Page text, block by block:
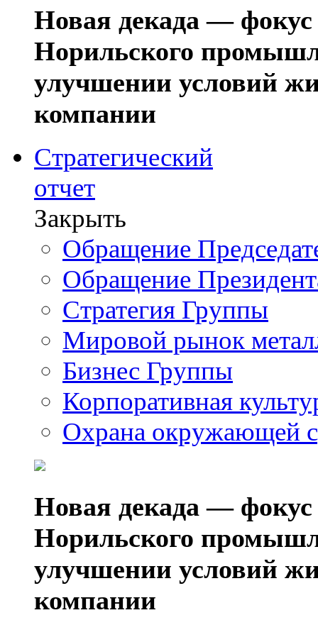
Новая декада — фокус
Норильского
улучшении условий
компании
Стратегический
отчет
Закрыть
Обращение
Обращение
Стратегия Группы
Мировой рынок
Бизнес Группы
Корпоративная
Охрана окружающей
Новая декада — фокус
Норильского
улучшении условий
компании